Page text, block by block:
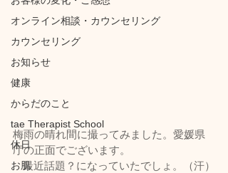
オンライン相談・カウンセリング
カウンセリング
お知らせ
健康
からだのこと
tae Therapist School
休日
お肌
梅雨の晴れ間に撮ってみました。愛媛県
庁の正面でございます。
最近話題？になっていたでしょ。（汗）